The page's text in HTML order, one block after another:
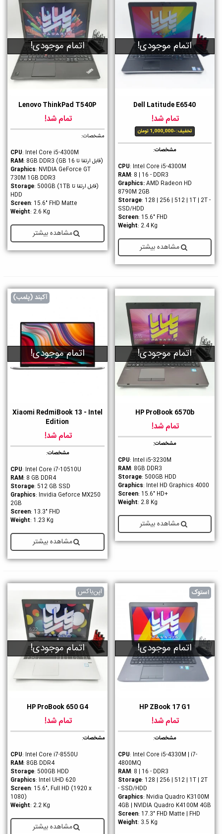
اتمام موجودی!
Dell Latitude E6540
تمام شد!
تخفیف:-1,000,000 تومان
مشخصات:
CPU: Intel Core i5-4300M
RAM: 8 | 16 - DDR3
Graphics:AMD Radeon HD
8790M 2GB
Storage: 128 | 256 | 512 | 1T | 2T -
SSD/HDD
Screen: 15.6" FHD
Weight: 2.4 Kg
مشاهده بیشتر
اتمام موجودی!
Lenovo ThinkPad T540P
تمام شد!
مشخصات:
CPU: Intel Core i5-4300M
(قابل ارتقا تا 16 GB)
: 8GB DDR3
Graphics: NVIDIA GeForce GT
730M 1GB DDR3
(قابل ارتقا تا 1TB)
Storage: 500GB
HDD
Screen: 15.6" FHD Matte
Weight: 2.6 Kg
مشاهده بیشتر
اتمام موجودی!
HP ProBook 6570b
تمام شد!
مشخصات:
CPU: Intel i5-3230M
RAM: 8GB DDR3
Storage: 500GB HDD
Graphics: Intel HD Graphics 4000
+
Screen: 15.6" HD
Weight: 2.8 Kg
مشاهده بیشتر
آکبند (پلمب)
اتمام موجودی!
Xiaomi RedmiBook 13 - Intel
Edition
تمام شد!
مشخصات:
CPU: Intel Core i7-10510U
RAM: 8 GB DDR4
Storage: 512 GB SSD
Graphics: Invidia Geforce MX250
2GB
Screen: 13.3" FHD
Weight: 1.23 Kg
مشاهده بیشتر
استوک
اتمام موجودی!
HP ZBook 17 G1
تمام شد!
مشخصات:
CPU
: Intel Core i5-4330M | i7-
4800MQ
: 8 | 16 - DDR3
Storage: 128 | 256 | 512 | 1T | 2T
- SSD/HDD
Graphics: Nvidia Quadro K3100M
4GB | NVIDIA Quadro K4100M 4GB
Screen: 17.3" FHD Matte | FHD
Weight: 3.5 Kg
اپن‌باکس
اتمام موجودی!
HP ProBook 650 G4
تمام شد!
مشخصات:
CPU: Intel Core i7-8550U
RAM: 8GB DDR4
Storage: 500GB HDD
Graphics: Intel UHD 620
Screen: 15.6", Full HD (1920 x
1080)
Weight: 2.2 Kg
مشاهده بیشتر